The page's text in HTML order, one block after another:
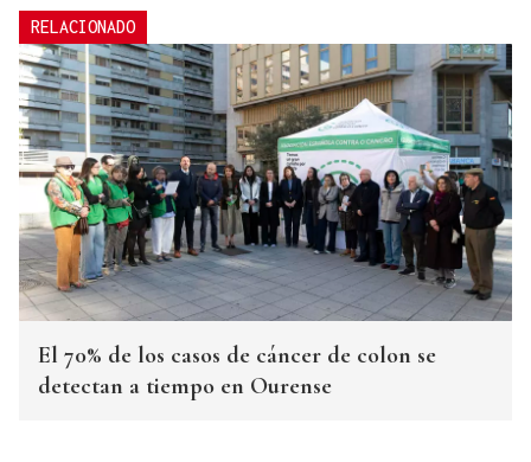
RELACIONADO
El 70% de los casos de cáncer de colon se
detectan a tiempo en Ourense